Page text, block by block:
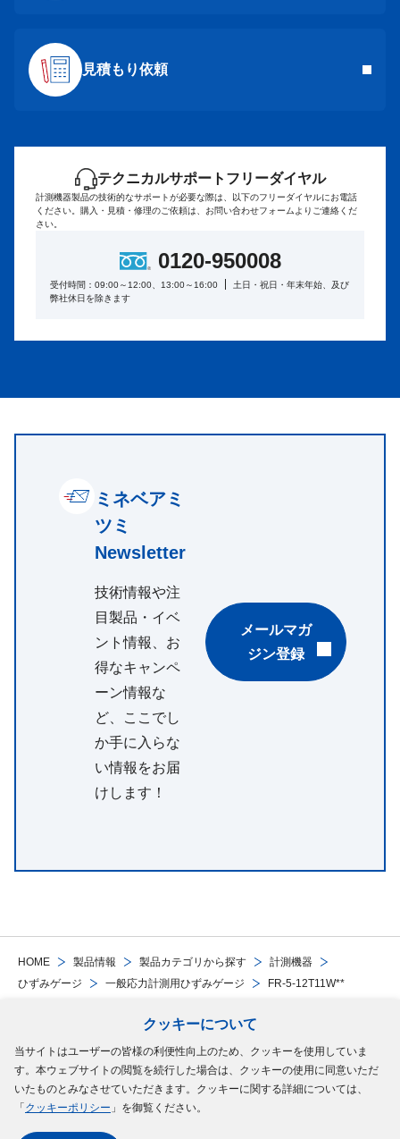
クッキーについて
当サイトはユーザーの皆様の利便性向上のため、クッキーを使用していま
す。本ウェブサイトの閲覧を続行した場合は、クッキーの使用に同意いただ
いたものとみなさせていただきます。クッキーに関する詳細については、
「 クッキーポリシー 」を御覧ください。
HOME 製品情報 製品カテゴリから探す
計測機器
ひずみゲージ
一般応力計測用ひずみゲージ FR-5-12T11W**
見積もり依頼
テクニカルサポートフリーダイヤル
計測機器製品の技術的なサポートが必要な際は、以下のフリーダイヤルにお電話
ください。 購入・見積・修理のご依頼は、お問い合わせフォームよりご連絡くだ
さい。
0120-950008
受付時間：09:00～12:00、13:00～16:00
土日・祝日・年末年始、及び
弊社休日を除きます
ミネベアミ
ツミ
Newsletter
技術情報や注
目製品・イベ
ント情報、お
得なキャンペ
ーン情報な
ど、ここでし
か手に入らな
い情報をお届
けします！
メールマガ
ジン登録
サイトマップご利用規約個人情報の保護についてクッキーポリシー
ソーシャルメディアポリシー